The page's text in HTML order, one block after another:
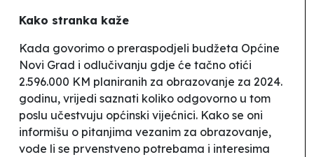
Kako stranka kaže
Kada govorimo o preraspodjeli budžeta Općine
Novi Grad i odlučivanju gdje će tačno otići
2.596.000 KM planiranih za obrazovanje za 2024.
godinu, vrijedi saznati koliko odgovorno u tom
poslu učestvuju općinski vijećnici. Kako se oni
informišu o pitanjima vezanim za obrazovanje,
vode li se prvenstveno potrebama i interesima